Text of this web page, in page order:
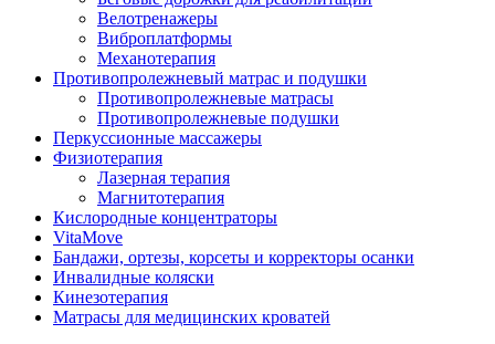
Велотренажеры
Виброплатформы
Механотерапия
Противопролежневый матрас и подушки
Противопролежневые матрасы
Противопролежневые подушки
Перкуссионные массажеры
Физиотерапия
Лазерная терапия
Магнитотерапия
Кислородные концентраторы
VitaMove
Бандажи, ортезы, корсеты и корректоры осанки
Инвалидные коляски
Кинезотерапия
Матрасы для медицинских кроватей